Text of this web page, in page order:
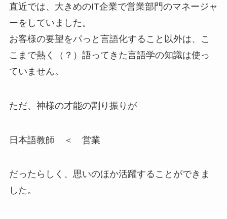
直近では、大きめのIT企業で営業部門のマネージャ
ーをしていました。
お客様の要望をパっと言語化すること以外は、こ
こまで熱く（？）語ってきた言語学の知識は使っ
ていません。
ただ、神様の才能の割り振りが
日本語教師 ＜ 営業
だったらしく、思いのほか活躍することができま
した。